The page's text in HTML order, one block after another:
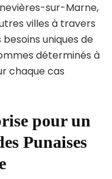
sur-Marne,
villes à travers
uniques de
déterminés à
chaque cas
pour un
Punaises